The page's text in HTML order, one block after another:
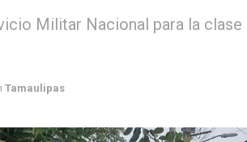
Militar Nacional para la
Tamaulipas